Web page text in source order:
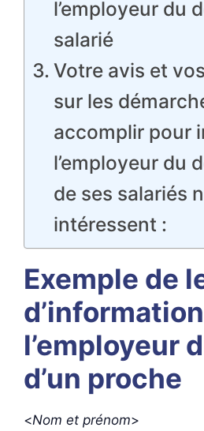
l’employeur du
salarié
Votre avis et
sur les
accomplir pour
l’employeur du
de ses salariés
intéressent :
Exemple de
l’employeur
d’un proche
<Nom et prénom>